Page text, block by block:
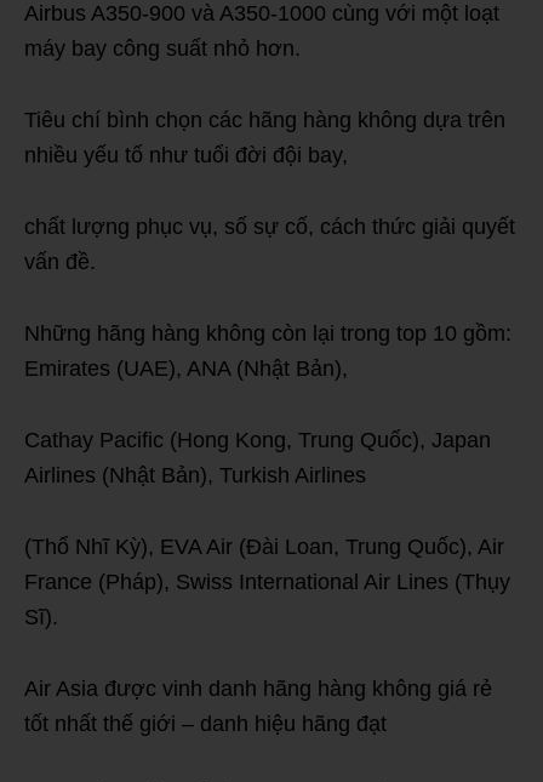
Airbus A350-900 và A350-1000 cùng với một loạt
máy bay công suất nhỏ hơn.
Tiêu chí bình chọn các hãng hàng không dựa trên
nhiều yếu tố như tuổi đời đội bay,
chất lượng phục vụ, số sự cố, cách thức giải quyết
vấn đề.
Những hãng hàng không còn lại trong top 10 gồm:
Emirates (UAE), ANA (Nhật Bản),
Cathay Pacific (Hong Kong, Trung Quốc), Japan
Airlines (Nhật Bản), Turkish Airlines
(Thổ Nhĩ Kỳ), EVA Air (Đài Loan, Trung Quốc), Air
France (Pháp), Swiss International Air Lines (Thụy
Sĩ).
Air Asia được vinh danh hãng hàng không giá rẻ
tốt nhất thế giới – danh hiệu hãng đạt